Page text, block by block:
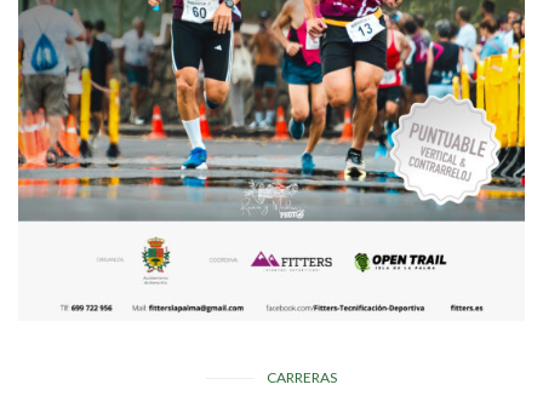
CARRERAS